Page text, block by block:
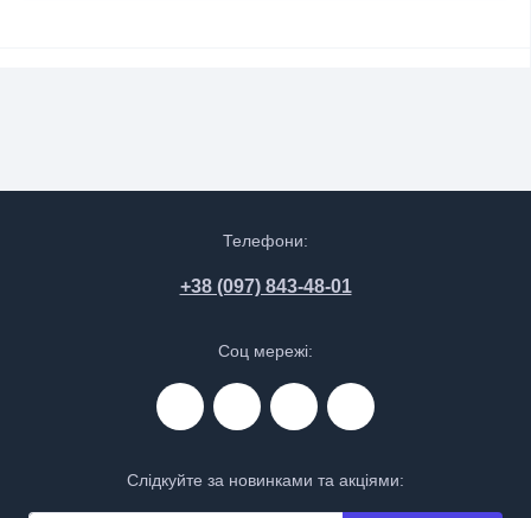
Телефони:
+38 (097) 843-48-01
Соц мережі:
Слідкуйте за новинками та акціями: